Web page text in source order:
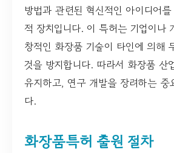
방법과 관련된 혁신적인 아이디어
적 장치입니다. 이 특허는 기업이나
창적인 화장품 기술이 타인에 의해
것을 방지합니다. 따라서 화장품 산
유지하고, 연구 개발을 장려하는 중
다.
화장품특허 출원 절차